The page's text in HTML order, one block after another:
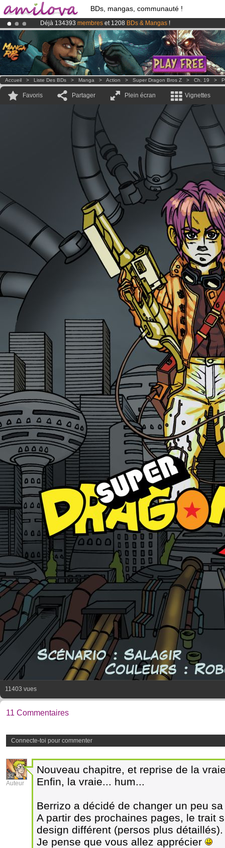
BDs, mangas, communauté !
Déjà 134393 membres et 1208 BDs & Mangas !
Abonnement premium: à partir de3.95 eurospar mois !Clique ici
LeKickstarter Amilova est désormais lancé
Accueil > Liste Des BDs > Manga > Action > Super Dragon Bros Z > Ch. 19 >
Favoris Partager Plein écran Vignettes
11403 vues
11 Commentaires
Connecte-toi pour commenter
32
Auteur
Nouveau chapitre, et reprise de la
Enfin, la vraie... hum...
Berrizo a décidé de changer un peu
A partir des prochaines pages, le trait
design différent (persos plus détaillés).
Je pense que vous allez apprécier